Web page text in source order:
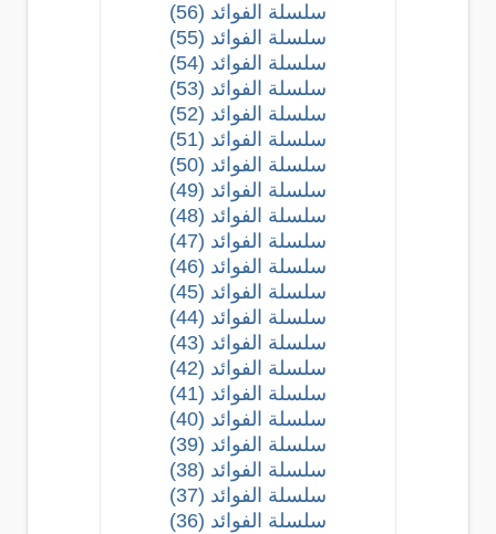
سلسلة الفوائد (56)
سلسلة الفوائد (55)
سلسلة الفوائد (54)
سلسلة الفوائد (53)
سلسلة الفوائد (52)
سلسلة الفوائد (51)
سلسلة الفوائد (50)
سلسلة الفوائد (49)
سلسلة الفوائد (48)
سلسلة الفوائد (47)
سلسلة الفوائد (46)
سلسلة الفوائد (45)
سلسلة الفوائد (44)
سلسلة الفوائد (43)
سلسلة الفوائد (42)
سلسلة الفوائد (41)
سلسلة الفوائد (40)
سلسلة الفوائد (39)
سلسلة الفوائد (38)
سلسلة الفوائد (37)
سلسلة الفوائد (36)